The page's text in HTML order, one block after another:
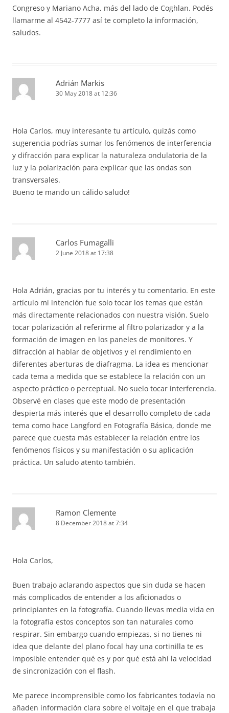
Congreso y Mariano Acha, más del lado de Coghlan. Podés
llamarme al 4542-7777 así te completo la información,
saludos.
Adrián Markis
30 May 2018 at 12:36
Hola Carlos, muy interesante tu artículo, quizás como
sugerencia podrías sumar los fenómenos de interferencia
y difracción para explicar la naturaleza ondulatoria de la
luz y la polarización para explicar que las ondas son
transversales.
Bueno te mando un cálido saludo!
Carlos Fumagalli
2 June 2018 at 17:38
Hola Adrián, gracias por tu interés y tu comentario. En este
artículo mi intención fue solo tocar los temas que están
más directamente relacionados con nuestra visión. Suelo
tocar polarización al referirme al filtro polarizador y a la
formación de imagen en los paneles de monitores. Y
difracción al hablar de objetivos y el rendimiento en
diferentes aberturas de diafragma. La idea es mencionar
cada tema a medida que se establece la relación con un
aspecto práctico o perceptual. No suelo tocar interferencia.
Observé en clases que este modo de presentación
despierta más interés que el desarrollo completo de cada
tema como hace Langford en Fotografía Básica, donde me
parece que cuesta más establecer la relación entre los
fenómenos físicos y su manifestación o su aplicación
práctica. Un saludo atento también.
Ramon Clemente
8 December 2018 at 7:34
Hola Carlos,
Buen trabajo aclarando aspectos que sin duda se hacen
más complicados de entender a los aficionados o
principiantes en la fotografía. Cuando llevas media vida en
la fotografía estos conceptos son tan naturales como
respirar. Sin embargo cuando empiezas, si no tienes ni
idea que delante del plano focal hay una cortinilla te es
imposible entender qué es y por qué está ahí la velocidad
de sincronización con el flash.
Me parece incomprensible como los fabricantes todavía no
añaden información clara sobre el voltaje en el que trabaja